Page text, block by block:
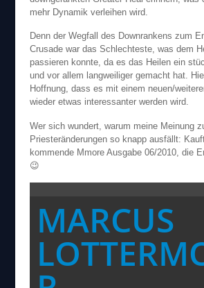
mehr Dynamik verleihen wird.
Denn der Wegfall des Downrankens zum
Crusade war das Schlechteste, was dem
passieren konnte, da es das Heilen ein
und vor allem langweiliger gemacht hat.
Hoffnung, dass es mit einem neuen/
wieder etwas interessanter werden wird.
Wer sich wundert, warum meine Meinung
Priesteränderungen so knapp ausfällt:
kommende Mmore Ausgabe 06/2010, die
😉
MARCUS